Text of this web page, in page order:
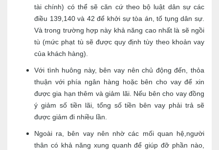
tài chính) có thể sẽ căn cứ theo bộ luật dân sự các
điều 139,140 và 42 để khởi sự tòa án, tố tụng dân sự.
Và trong trường hợp này khả năng cao nhất là sẽ ngồi
tù (mức phạt tù sẽ được quy định tùy theo khoản vay
của khách hàng).
Với tình huông này, bên vay nên chủ động đến, thỏa
thuận với phía ngân hàng hoặc bên cho vay để xin
được gia hạn thêm và giảm lãi. Nếu bên cho vay đồng
ý giảm số tiền lãi, tổng số tiền bên vay phải trả sẽ
được giảm đi nhiều lần.
Ngoài ra, bên vay nên nhờ các mối quan hệ,người
thân có khả năng xung quanh để giúp đỡ phần nào,